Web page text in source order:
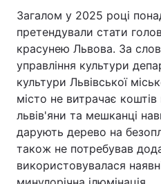
Загалом у 2025 році
претендували стати
красунею Львова. За
управління культури
культури Львівської
місто не витрачає коштів
львів'яни та мешканці
дарують дерево на
також не потребував
використовувалася